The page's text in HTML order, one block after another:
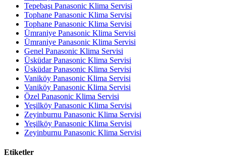
Tepebaşı Panasonic Klima Servisi
Tophane Panasonic Klima Servisi
Tophane Panasonic Klima Servisi
Ümraniye Panasonic Klima Servisi
Ümraniye Panasonic Klima Servisi
Genel Panasonic Klima Servisi
Üsküdar Panasonic Klima Servisi
Üsküdar Panasonic Klima Servisi
Vaniköy Panasonic Klima Servisi
Vaniköy Panasonic Klima Servisi
Özel Panasonic Klima Servisi
Yeşilköy Panasonic Klima Servisi
Zeyinburnu Panasonic Klima Servisi
Yeşilköy Panasonic Klima Servisi
Zeyinburnu Panasonic Klima Servisi
Etiketler